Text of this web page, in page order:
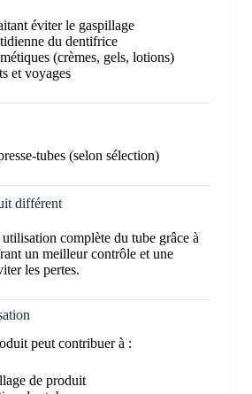
éviter le gaspillage
du dentifrice
(crèmes, gels, lotions)
et voyages
tubes (selon sélection)
différent
complète du tube grâce à
un meilleur contrôle et une
les pertes.
peut contribuer à :
de produit